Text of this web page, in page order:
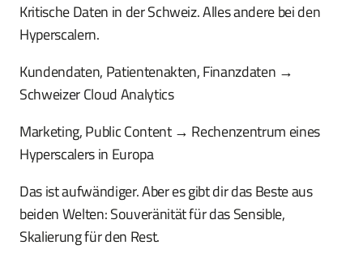
Kritische Daten in der Schweiz. Alles andere bei den
Hyperscalern.
Kundendaten, Patientenakten, Finanzdaten →
Schweizer Cloud Analytics
Marketing, Public Content → Rechenzentrum eines
Hyperscalers in Europa
Das ist aufwändiger. Aber es gibt dir das Beste aus
beiden Welten: Souveränität für das Sensible,
Skalierung für den Rest.